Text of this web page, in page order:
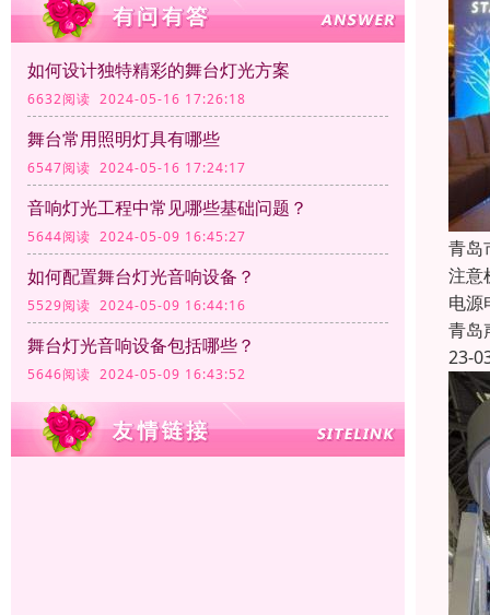
如何设计独特精彩的舞台灯光方案
6632阅读 2024-05-16 17:26:18
舞台常用照明灯具有哪些
6547阅读 2024-05-16 17:24:17
音响灯光工程中常见哪些基础问题？
5644阅读 2024-05-09 16:45:27
如何配置舞台灯光音响设备？
5529阅读 2024-05-09 16:44:16
舞台灯光音响设备包括哪些？
5646阅读 2024-05-09 16:43:52
青岛
注意
电源
青岛
23-